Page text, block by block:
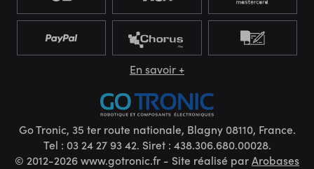
En savoir +
Go Tronic, 35 ter route nationale, Blagny 08110, France.
Tel : 03 24 27 93 42. Siret : 438.306.680.00028.
© 2012-2026 www.gotronic.fr - Site réalisé parArobases